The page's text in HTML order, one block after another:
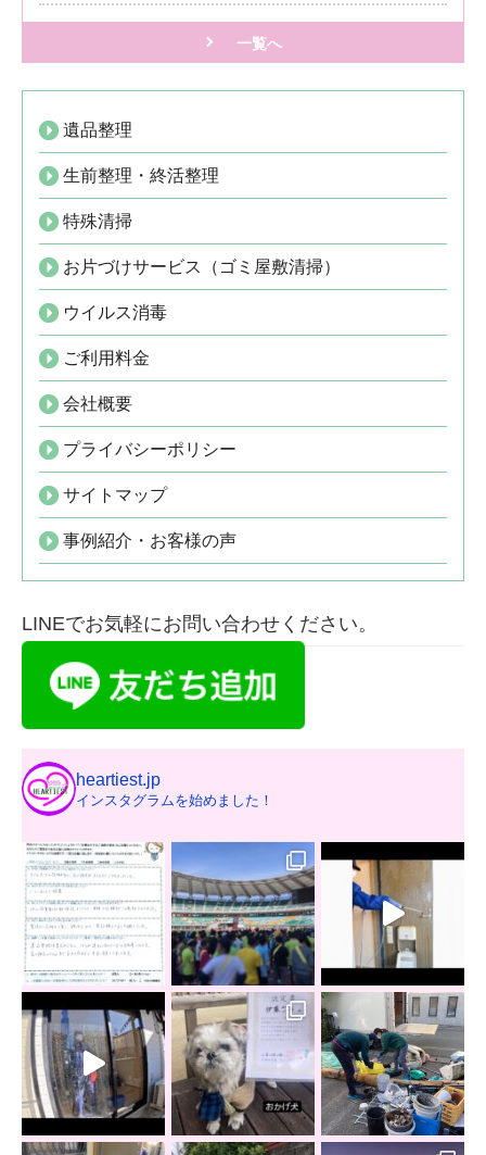
一覧へ
遺品整理
生前整理・終活整理
特殊清掃
お片づけサービス（ゴミ屋敷清掃）
ウイルス消毒
ご利用料金
会社概要
プライバシーポリシー
サイトマップ
事例紹介・お客様の声
LINEでお気軽にお問い合わせください。
heartiest.jp
インスタグラムを始めました！